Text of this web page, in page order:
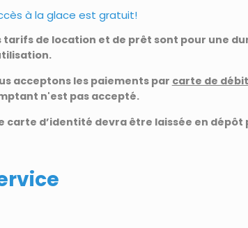
à la glace est gratuit!
tarifs de location et de prêt sont pour une
acceptons les paiements par carte de
n'est pas accepté.
carte d’identité devra être laissée en dépôt